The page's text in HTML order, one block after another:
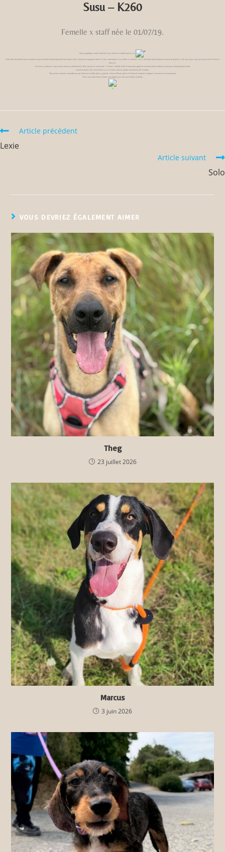
Susu – K260
Femelle x staff née le 01/07/19.
Susu, magnifique croisée Staff de 6 ans, cherche sa famille pour la vie.
Notre jolie demoiselle peut se montrer un peu méfiante lors des premières rencontres. Susu a besoin de temps pour observer, faire connaissance et accorder sa confiance. Avec de bonnes présentations et un peu de patience, elle ouvre peu à peu son cœur et révèle toute sa
douceur.
Une fois en confiance, Susu est une chienne extrêmement câline, joyeuse et attachante. C’est une véritable boule d’amour qui apprécie les moments de tendresse autant que les belles promenades.
Lors des balades, elle s’entend bien avec les autres chiens et profite sereinement de ses sorties.
Susu est une chienne extraordinaire qui mérite une famille douce, patiente et bienveillante, prête à lui laisser le temps de s’adapter à son nouvel environnement.
Venez rencontrer Susu et laissez-vous séduire par cette merveilleuse louloute.
Article précédent
Lexie
Article suivant
Solo
VOUS DEVRIEZ ÉGALEMENT AIMER
Theg
23 juillet 2026
Marcus
3 juin 2026